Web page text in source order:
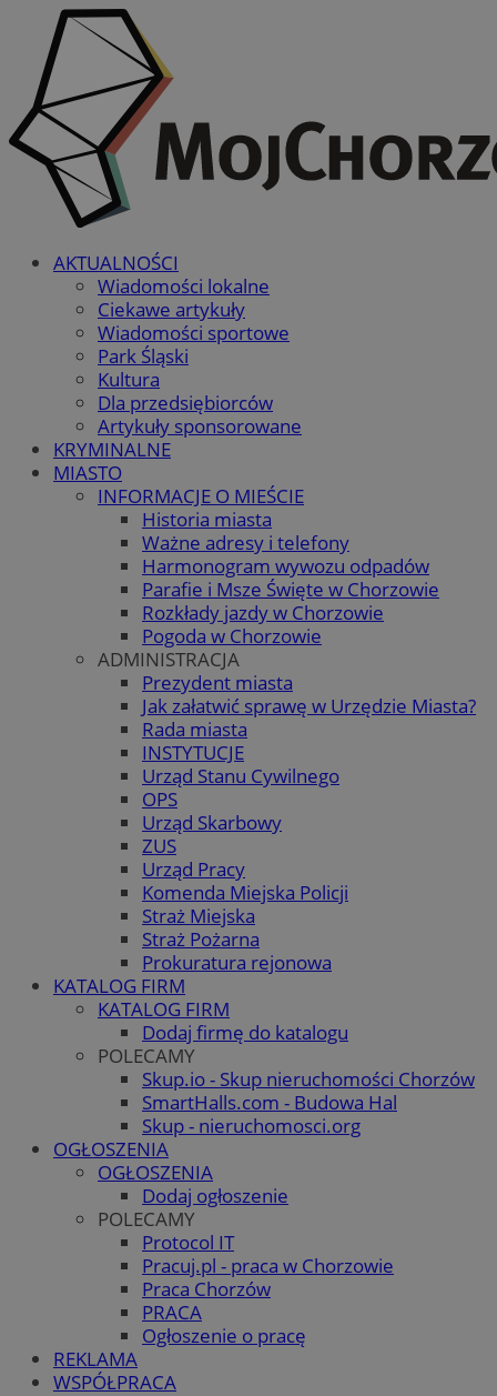
AKTUALNOŚCI
Wiadomości lokalne
Ciekawe artykuły
Wiadomości sportowe
Park Śląski
Kultura
Dla przedsiębiorców
Artykuły sponsorowane
KRYMINALNE
MIASTO
INFORMACJE O MIEŚCIE
Historia miasta
Ważne adresy i telefony
Harmonogram wywozu odpadów
Parafie i Msze Święte w Chorzowie
Rozkłady jazdy w Chorzowie
Pogoda w Chorzowie
ADMINISTRACJA
Prezydent miasta
Jak załatwić sprawę w Urzędzie Miasta?
Rada miasta
INSTYTUCJE
Urząd Stanu Cywilnego
OPS
Urząd Skarbowy
ZUS
Urząd Pracy
Komenda Miejska Policji
Straż Miejska
Straż Pożarna
Prokuratura rejonowa
KATALOG FIRM
KATALOG FIRM
Dodaj firmę do katalogu
POLECAMY
Skup.io - Skup nieruchomości Chorzów
SmartHalls.com - Budowa Hal
Skup - nieruchomosci.org
OGŁOSZENIA
OGŁOSZENIA
Dodaj ogłoszenie
POLECAMY
Protocol IT
Pracuj.pl - praca w Chorzowie
Praca Chorzów
PRACA
Ogłoszenie o pracę
REKLAMA
WSPÓŁPRACA